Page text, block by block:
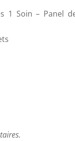
1 Soin – Panel